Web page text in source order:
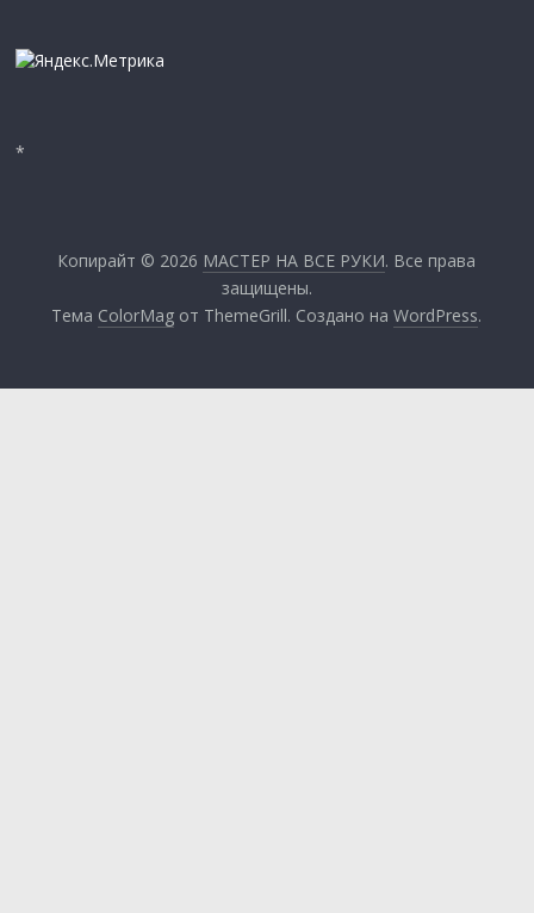
*
Копирайт © 2026 МАСТЕР НА ВСЕ РУКИ. Все права
защищены.
Тема ColorMag от ThemeGrill. Создано наWordPress.